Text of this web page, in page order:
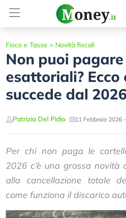
Fisco e Tasse > Novità fiscali
Non puoi
esattoriali? Ecco
succede dal 2026
Patrizia Del Pidio 11 Febbraio 2026
Per chi non paga le
2026 c’è una grossa novità
alla cancellazione totale
come funziona il discarico